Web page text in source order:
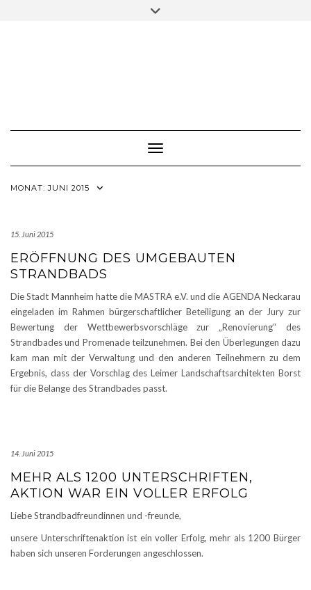
Toggle Navigation
MONAT:JUNI 2015
15. Juni 2015
ERÖFFNUNG DES UMGEBAUTEN
STRANDBADS
Die Stadt Mannheim hatte die MASTRA e.V. und die AGENDA Neckarau
eingeladen im Rahmen bürgerschaftlicher Beteiligung an der Jury zur
Bewertung der Wettbewerbsvorschläge zur „Renovierung“ des
Strandbades und Promenade teilzunehmen. Bei den Überlegungen dazu
kam man mit der Verwaltung und den anderen Teilnehmern zu dem
Ergebnis, dass der Vorschlag des Leimer Landschaftsarchitekten Borst
für die Belange des Strandbades passt.
14. Juni 2015
MEHR ALS 1200 UNTERSCHRIFTEN,
AKTION WAR EIN VOLLER ERFOLG
Liebe Strandbadfreundinnen und -freunde,
unsere Unterschriftenaktion ist ein voller Erfolg, mehr als 1200 Bürger
haben sich unseren Forderungen angeschlossen.